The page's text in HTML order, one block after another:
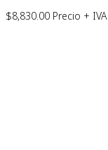
$8,830.00 Precio + IVA